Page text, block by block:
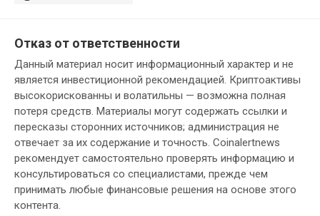
Отказ от ответственности
Данный материал носит информационный характер и не
является инвестиционной рекомендацией. Криптоактивы
высокорискованны и волатильны — возможна полная
потеря средств. Материалы могут содержать ссылки и
пересказы сторонних источников; администрация не
отвечает за их содержание и точность. Coinalertnews
рекомендует самостоятельно проверять информацию и
консультироваться со специалистами, прежде чем
принимать любые финансовые решения на основе этого
контента.